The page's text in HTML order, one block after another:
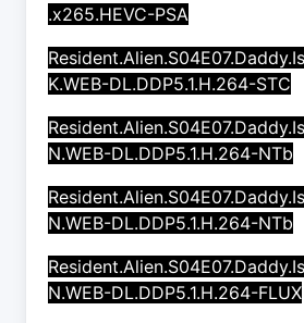
.x265.HEVC-PSA
K.WEB-DL.DDP5.1.H.264-STC
N.WEB-DL.DDP5.1.H.264-NTb
N.WEB-DL.DDP5.1.H.264-NTb
N.WEB-DL.DDP5.1.H.264-FLUX